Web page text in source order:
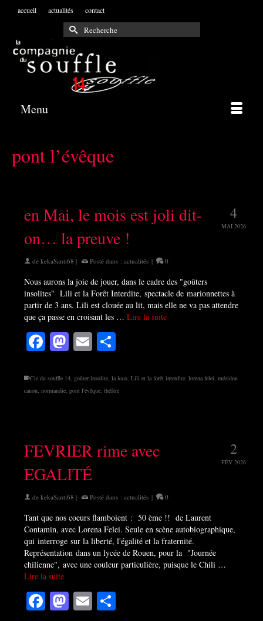
accueil actualités contact
Rechercher :
Menu
pont l’évêque
4
MAI 2026
en Mai, le mois est joli dit-
on… la preuve !
de kekaSanti68 | Posté dans : actualités | 0
Nous aurons la joie de jouer, dans le cadre des "goûters
insolites" Lili et la Forêt Interdite, spectacle de marionnettes à
partir de 3 ans. Lili est clouée au lit, mais elle ne va pas attendre
que ça passe en croisant les … Lire la suite
Facebook
Mastodon
Email
Cie du souffle 14, goûter insolite, la loco, Lili et la forêt interdite, lorena felei, mézidon
canon, normandie, pont l'évêque, théâtre
2
FÉV 2026
FEVRIER rime avec
EGALITÉ
de kekaSanti68 | Posté dans : actualités | 0
Tant que nos coeurs flamboient : 50 ème !! de Laurent
Contamin, avec Lorena Felei. Seule en scène autobiographique,
qui interroge sur la liberté, l'égalité et la fraternité.
Représentation dans un lycée de Rouen, pour la "Journée
chilienne", avec une couleur particulière, puisque le Chili …
Lire la suite
Facebook
Mastodon
Email